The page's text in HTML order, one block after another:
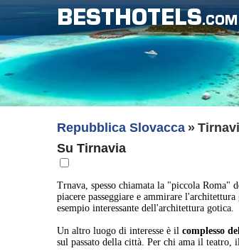
BESTHOTELS.COM
Repubblica Slovacca
Su Tirnavia
Trnava, spesso chiamata la "piccola
piacere passeggiare e ammirare
esempio interessante dell'architettura gotica.
Un altro luogo di interesse è ilcomplesso
sul passato della città. Per chi ama il teatro,